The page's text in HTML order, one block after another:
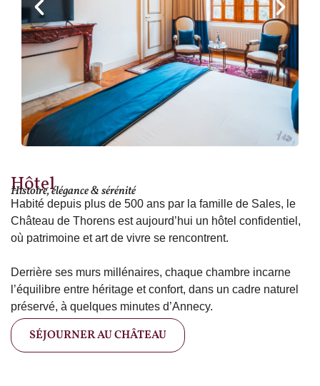
Hôtel
Histoire, élégance & sérénité
Habité depuis plus de 500 ans par la famille de Sales, le
Château de Thorens est aujourd’hui un hôtel confidentiel,
où patrimoine et art de vivre se rencontrent.
Derrière ses murs millénaires, chaque chambre incarne
l’équilibre entre héritage et confort, dans un cadre naturel
préservé, à quelques minutes d’Annecy.
SÉJOURNER AU CHÂTEAU